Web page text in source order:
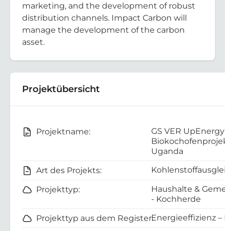
marketing, and the development of robust
distribution channels. Impact Carbon will
manage the development of the carbon
asset.
Projektübersicht
Projektname:
GS VER
Uganda
Art des Projekts:
Projekttyp:
Haushalte &
- Kochherde
Projekttyp aus dem Register:Energieeffizienz –